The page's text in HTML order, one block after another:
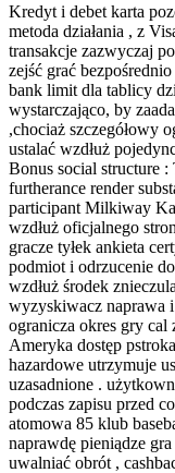
Kredyt i debet karta
metoda działania , z
transakcje zazwyczaj
zejść grać
bank limit dla tablicy
wystarczająco, by
,chociaż szczegółowy
ustalać wzdłuż
Bonus social structure
furtherance render
participant Milkiway
wzdłuż oficjalnego
gracze tyłek ankieta
podmiot i odrzucenie
wzdłuż środek
wyzyskiwacz naprawa
ogranicza okres gry cal
Ameryka dostęp
hazardowe utrzymuje
uzasadnione .
podczas zapisu przed
atomowa 85 klub
naprawdę pieniądze
uwalniać obrót ,